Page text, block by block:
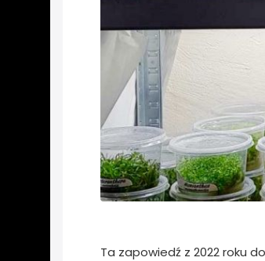
Ta zapowiedź z 2022 roku